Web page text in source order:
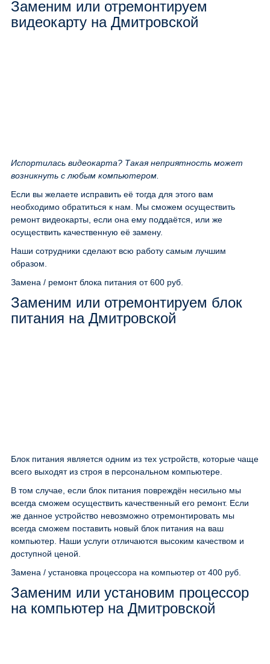
Заменим или отремонтируем
видеокарту на Дмитровской
Испортилась видеокарта? Такая неприятность может
возникнуть с любым компьютером.
Если вы желаете исправить её тогда для этого вам
необходимо обратиться к нам. Мы сможем осуществить
ремонт видеокарты, если она ему поддаётся, или же
осуществить качественную её замену.
Наши сотрудники сделают всю работу самым лучшим
образом.
Замена / ремонт блока питания от 600 руб.
Заменим или отремонтируем блок
питания на Дмитровской
Блок питания является одним из тех устройств, которые чаще
всего выходят из строя в персональном компьютере.
В том случае, если блок питания повреждён несильно мы
всегда сможем осуществить качественный его ремонт. Если
же данное устройство невозможно отремонтировать мы
всегда сможем поставить новый блок питания на ваш
компьютер. Наши услуги отличаются высоким качеством и
доступной ценой.
Замена / установка процессора на компьютер от 400 руб.
Заменим или установим процессор
на компьютер на Дмитровской